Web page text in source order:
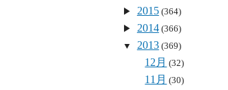
2015(364)
2014(366)
2013(369)
12月 (32)
11月 (30)